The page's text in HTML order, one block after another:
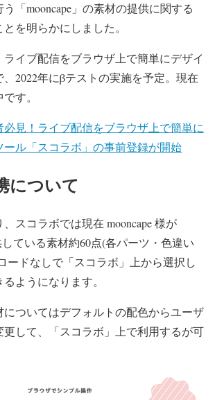
「mooncape」の素材の提供に関する
を明らかにしました。
ライブ配信をブラウザ上で簡単にデザイ
2022年にβテストの実施を予定。現在
す。
必見！ライブ配信をブラウザ上で簡単に
ール「スコラボ」の事前登録が開始
について
スコラボでは現在 mooncape 様が
ている素材約60点(各パーツ・色違い
ードなしで「スコラボ」上から選択し
ようになります。
についてはデフォルトの配色からユーザ
更して、「スコラボ」上で利用するが可